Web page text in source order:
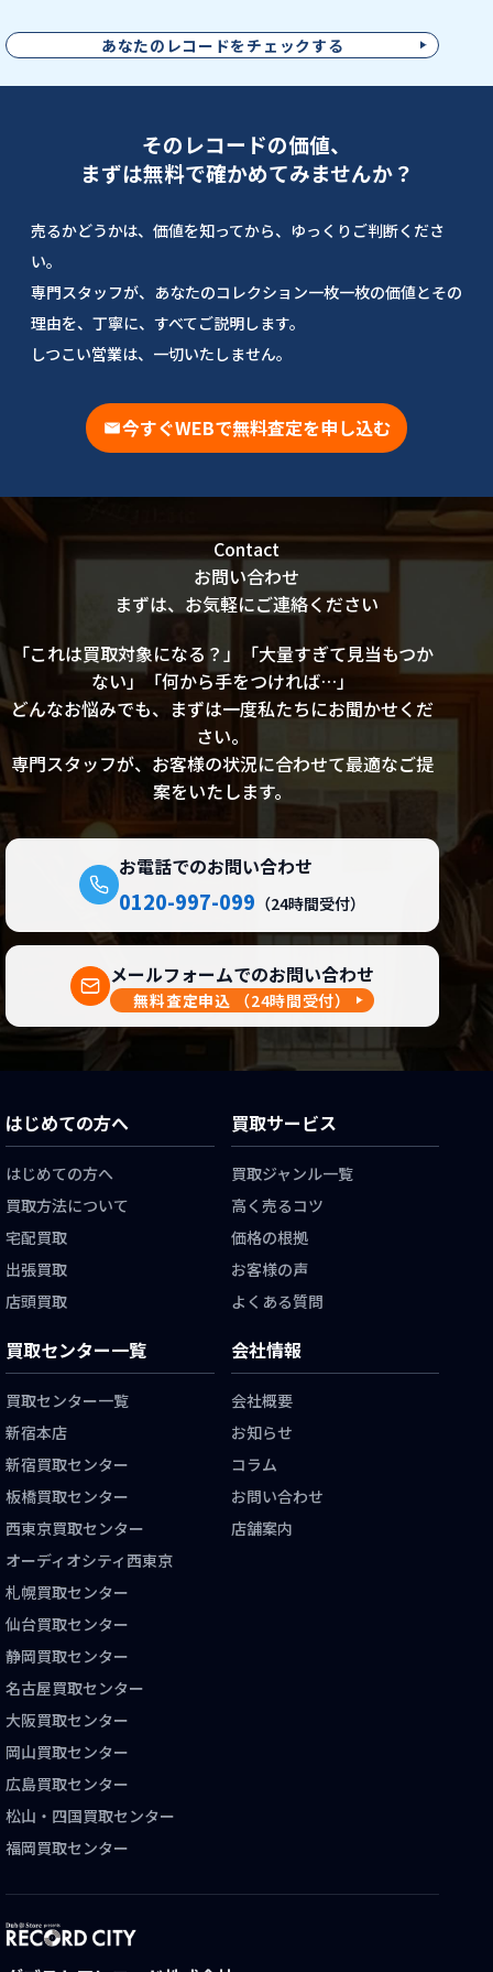
あなたのレコードをチェックする
そのレコードの価値、
まずは無料で確かめてみませんか？
売るかどうかは、価値を知ってから、ゆっくりご判断くださ
い。
専門スタッフが、あなたのコレクション一枚一枚の価値とその
理由を、丁寧に、すべてご説明します。
しつこい営業は、一切いたしません。
今すぐWEBで無料査定を申し込む
Contact
お問い合わせ
まずは、お気軽にご連絡ください
「これは買取対象になる？」「大量すぎて見当もつか
ない」「何から手をつければ…」
どんなお悩みでも、まずは一度私たちにお聞かせくだ
さい。
専門スタッフが、お客様の状況に合わせて最適なご提
案をいたします。
お電話でのお問い合わせ
0120-997-099 （24時間受付）
メールフォームでのお問い合わせ
無料査定申込 （24時間受付）
はじめての方へ
はじめての方へ
買取方法について
宅配買取
出張買取
店頭買取
買取サービス
買取ジャンル一覧
高く売るコツ
価格の根拠
お客様の声
よくある質問
買取センター一覧
買取センター一覧
新宿本店
新宿買取センター
板橋買取センター
西東京買取センター
オーディオシティ西東京
札幌買取センター
仙台買取センター
静岡買取センター
名古屋買取センター
大阪買取センター
岡山買取センター
広島買取センター
松山・四国買取センター
福岡買取センター
会社情報
会社概要
お知らせ
コラム
お問い合わせ
店舗案内